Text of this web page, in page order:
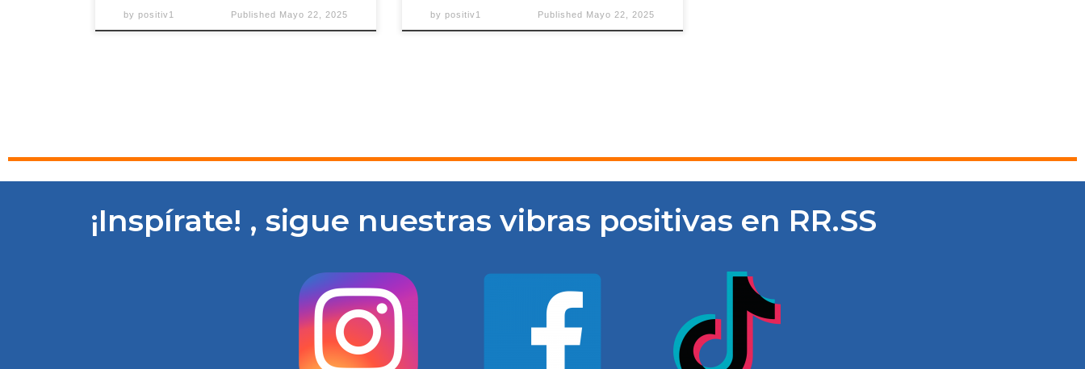
bypositiv1 Published Mayo 22, 2025 bypositiv1 Published Mayo 22, 2025
¡Inspírate! , sigue nuestras vibras positivas en RR.SS